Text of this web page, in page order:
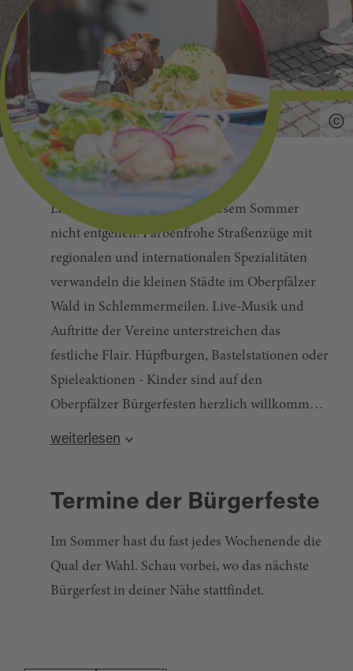
Lass dir die Bürgerfeste in diesem Sommer
nicht entgehen. Farbenfrohe Straßenzüge mit
regionalen und internationalen Spezialitäten
verwandeln die kleinen Städte im Oberpfälzer
Wald in Schlemmermeilen. Live-Musik und
Auftritte der Vereine unterstreichen das
festliche Flair. Hüpfburgen, Bastelstationen oder
Spieleaktionen - Kinder sind auf den
Oberpfälzer Bürgerfesten herzlich willkommen.
Egal, ob du neues Entdecken oder einfach eine
Oberpfälzer Wald sind der perfekte Ort dafür.
weiterlesen
Termine der Bürgerfeste
Im Sommer hast du fast jedes Wochenende die
Qual der Wahl. Schau vorbei, wo das nächste
Bürgerfest in deiner Nähe stattfindet.